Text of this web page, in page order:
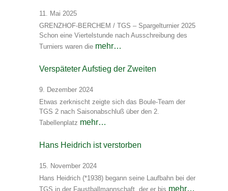
11. Mai 2025
GRENZHOF-BERCHEM / TGS – Spargelturnier 2025
Schon eine Viertelstunde nach Ausschreibung des
Turniers waren die mehr…
Verspäteter Aufstieg der Zweiten
9. Dezember 2024
Etwas zerknischt zeigte sich das Boule-Team der
TGS 2 nach Saisonabschluß über den 2.
Tabellenplatz mehr…
Hans Heidrich ist verstorben
15. November 2024
Hans Heidrich (*1938) begann seine Laufbahn bei der
TGS in der Faustballmannschaft, der er bis mehr…